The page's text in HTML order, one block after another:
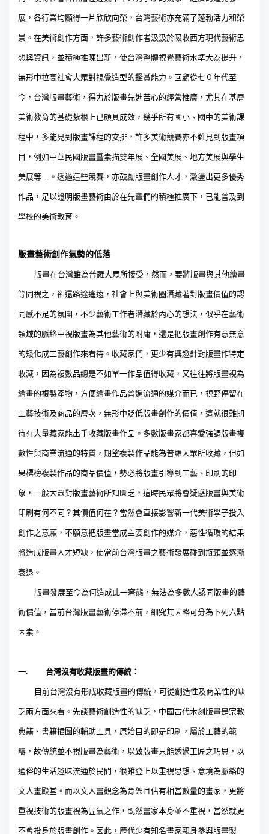
展，各行業均顯得一片欣欣向榮，台灣藝術亦充滿了蓬勃活力和榮
景。在美術創作方面，許多藝術創作者汲汲於吸收西方現代藝術思
想與資訊，並積極推陳出新，使台灣整體視覺藝術水準大為提升，
無形中拉高社會大眾對視覺造型的鑑賞能力。回顧從七０年代至
今，台灣版畫藝術，得力於版畫先進苦心的經營推廣，尤其在基層
美術教育的基礎紮根上已頗具成效，幾乎所有國小、國中的美術課
程中，多能見到版畫課程的安排，許多美術競賽亦不難見到版畫項
目，例如中華民國版畫暨素描雙年展、全國美展、地方美展與學生
美展等… 。透過這些競賽，亦鼓勵版畫創作人才，激盪出更多優秀
作品，足以證明版畫藝術由於在先輩們的積極推廣下，已能普及到
學校的美術教育。
版畫藝術創作氣勢的低落
版畫在台灣雖為普羅大眾所接受，然而，要將版畫與其他繪畫
等同視之，卻還路途遙遠，社會上與美術圈潛藏著對版畫價值的認
同感不足的氛圍，不少藝術工作者潛藏於內心的想法，似乎在藝術
領域的脈絡中視版畫為其他藝術的附庸，還是把版畫創作有意無意
的矮化成工藝創作來看待。收藏家們，更少有興趣針對版畫作特定
收藏，因為複數品總是不如單一作品值得收藏，又往往將版畫視為
繪畫的複製產物，方便繪畫作品普遍流通的媒介而已，視野停留在
工藝技術及商品的層次，無形中貶低版畫創作的價值，這就很難期
待有大量藏家能出手收藏版畫作品。多數版畫家都喜愛強調版畫複
數性與商業流通的特質，期望複製作品能為普羅大眾所收藏，但如
果標榜複製作品的商品價值，勢必將版畫引導到工藝、印刷的印
象，一般大眾對版畫藝術所知匱乏，這時民眾將會疑惑版畫與美術
印刷有何不同？其價值何在？當然會直接影響新一代美術學子投入
創作之意願，不願意把版畫當成主要創作的媒介，惡性循環的結果
將造成版畫人才短缺，使當前台灣版畫之藝術發展碰到瓶頸並逐漸
衰退。
版畫發展至今為何造成此一窘態，無法為多數人認同版畫的藝
術價值，當前台灣版畫藝術停滯不前，細究其因略可分為下列六點
因素。
一. 台灣沒有收藏版畫的傳統：
目前台灣沒有形成收藏版畫的傳統，可從創造性及商業性的缺
乏兩方面來看。先談藝術創造性的缺乏，中國古代木刻版畫是宗教
典籍、書籍插圖的輔助工具，原始目的即是印刷，屬於工藝的範
疇，故傳統並不視版畫為藝術，以致版畫只能透過工匠之巧思，以
通俗的生活趣味流通於民間，很難登上以重視思想、意境為脈絡的
文人畫殿堂。而以文人畫觀念為骨架且佔有相當數量的畫家，更將
重視技術的版畫視為匠氣之作，既然畫家本身並不重視，當然就更
不會投身於版畫創作。因此，歷代少有知名畫家親身參與版畫製